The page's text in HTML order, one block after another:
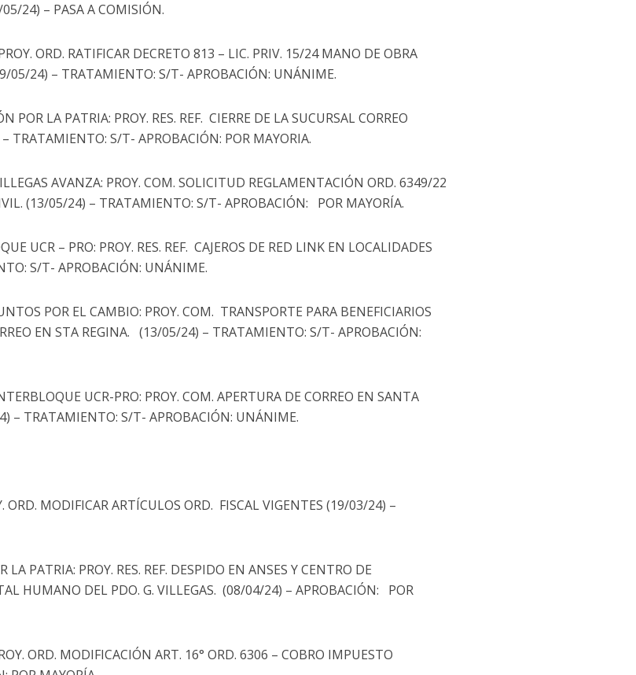
24) – PASA A COMISIÓN.
ORD. RATIFICAR DECRETO 813 – LIC. PRIV. 15/24 MANO DE OBRA
05/24) – TRATAMIENTO: S/T- APROBACIÓN: UNÁNIME.
LA PATRIA: PROY. RES. REF. CIERRE DE LA SUCURSAL CORREO
TRATAMIENTO: S/T- APROBACIÓN: POR MAYORIA.
AVANZA: PROY. COM. SOLICITUD REGLAMENTACIÓN ORD. 6349/22
(13/05/24) – TRATAMIENTO: S/T- APROBACIÓN: POR MAYORÍA.
UCR – PRO: PROY. RES. REF. CAJEROS DE RED LINK EN LOCALIDADES
S/T- APROBACIÓN: UNÁNIME.
POR EL CAMBIO: PROY. COM. TRANSPORTE PARA BENEFICIARIOS
EN STA REGINA. (13/05/24) – TRATAMIENTO: S/T- APROBACIÓN:
UCR-PRO: PROY. COM. APERTURA DE CORREO EN SANTA
– TRATAMIENTO: S/T- APROBACIÓN: UNÁNIME.
ORD. MODIFICAR ARTÍCULOS ORD. FISCAL VIGENTES (19/03/24) –
PATRIA: PROY. RES. REF. DESPIDO EN ANSES Y CENTRO DE
HUMANO DEL PDO. G. VILLEGAS. (08/04/24) – APROBACIÓN: POR
ORD. MODIFICACIÓN ART. 16° ORD. 6306 – COBRO IMPUESTO